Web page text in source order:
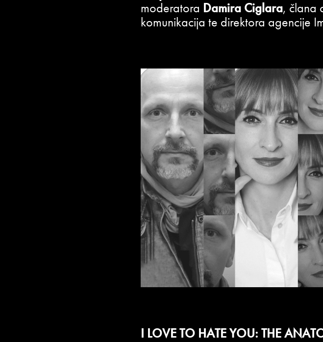
moderatora Damira Ciglara, člana
komunikacija te direktora agencije
I LOVE TO HATE YOU: THE